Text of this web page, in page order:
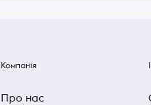
Компанія
Про нас